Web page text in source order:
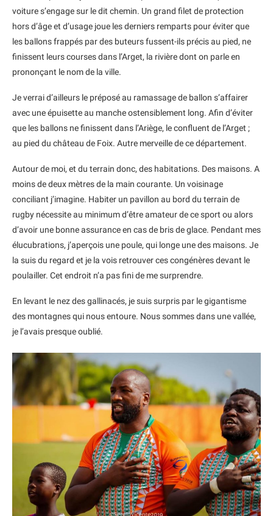
voiture s’engage sur le dit chemin. Un grand filet de protection
hors d’âge et d’usage joue les derniers remparts pour éviter que
les ballons frappés par des buteurs fussent-ils précis au pied, ne
finissent leurs courses dans l’Arget, la rivière dont on parle en
prononçant le nom de la ville.
Je verrai d’ailleurs le préposé au ramassage de ballon s’affairer
avec une épuisette au manche ostensiblement long. Afin d’éviter
que les ballons ne finissent dans l’Ariège, le confluent de l’Arget ;
au pied du château de Foix. Autre merveille de ce département.
Autour de moi, et du terrain donc, des habitations. Des maisons. A
moins de deux mètres de la main courante. Un voisinage
conciliant j’imagine. Habiter un pavillon au bord du terrain de
rugby nécessite au minimum d’être amateur de ce sport ou alors
d’avoir une bonne assurance en cas de bris de glace. Pendant mes
élucubrations, j’aperçois une poule, qui longe une des maisons. Je
la suis du regard et je la vois retrouver ces congénères devant le
poulailler. Cet endroit n’a pas fini de me surprendre.
En levant le nez des gallinacés, je suis surpris par le gigantisme
des montagnes qui nous entoure. Nous sommes dans une vallée,
je l’avais presque oublié.